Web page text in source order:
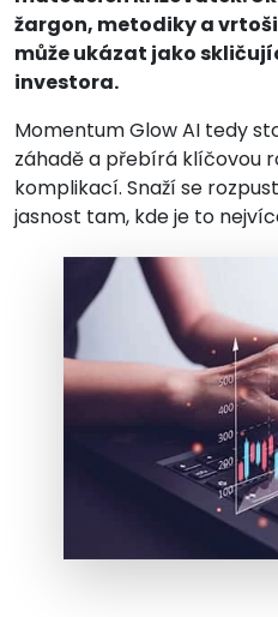
žargon, metodiky a
může ukázat jako
investora.
Momentum Glow AI tedy
záhadě a přebírá klíčovou
komplikací. Snaží se
jasnost tam, kde je to